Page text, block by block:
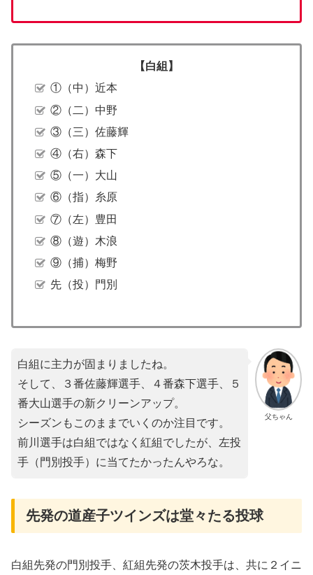
【白組】
①（中）近本
②（二）中野
③（三）佐藤輝
④（右）森下
⑤（一）大山
⑥（指）糸原
⑦（左）豊田
⑧（遊）木浪
⑨（捕）梅野
先（投）門別
父ちゃん
白組に主力が固まりましたね。
そして、３番佐藤輝選手、４番森下選手、５
番大山選手の新クリーンアップ。
シーズンもこのままでいくのか注目です。
前川選手は白組ではなく紅組でしたが、左投
手（門別投手）に当てたかったんやろな。
先発の道産子ツインズは堂々たる投球
白組先発の門別投手、紅組先発の茨木投手は、共に２イニ